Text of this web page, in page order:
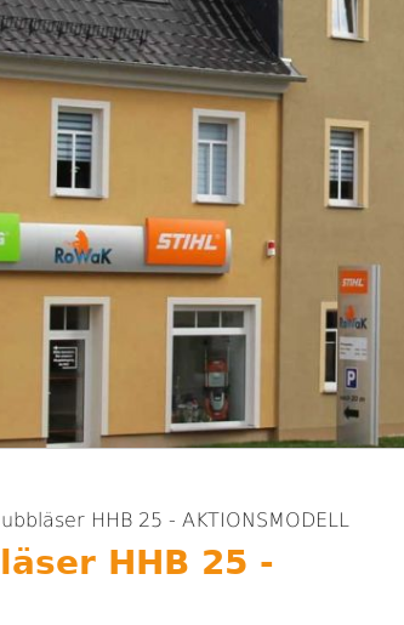
HHB 25 - AKTIONSMODELL
HHB 25 -